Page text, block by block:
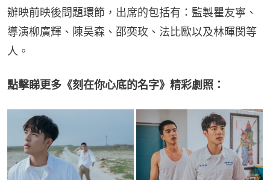
辦映前映後問題環節，出席的包括有：監製瞿友寧、
導演柳廣輝、陳昊森、邵奕玫、法比歐以及林暉閔等
人。
點擊睇更多《刻在你心底的名字》精彩劇照：